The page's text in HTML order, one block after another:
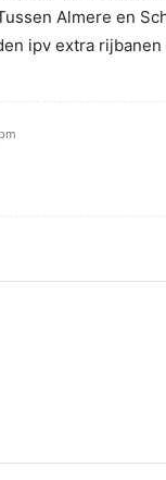
Almere en
ipv extra rijbanen